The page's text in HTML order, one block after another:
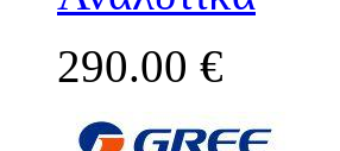
290.00 €